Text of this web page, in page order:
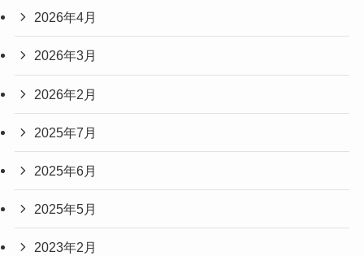
2026年4月
2026年3月
2026年2月
2025年7月
2025年6月
2025年5月
2023年2月